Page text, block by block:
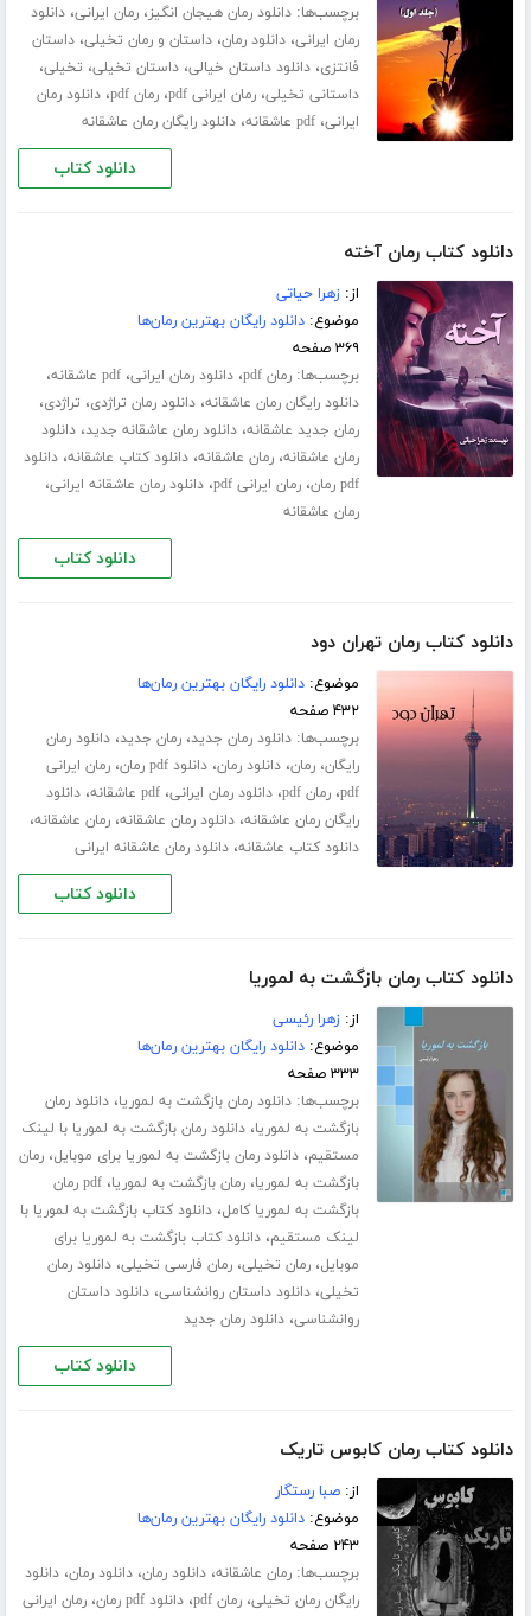
برچسب‌ها:دانلود رمان هیجان انگیز،رمان ایرانی،دانلود
رمان ایرانی،دانلود رمان،داستان و رمان تخیلی،داستان
فانتزی،دانلود داستان خیالی،داستان تخیلی، تخیلی،
داستانی تخیلی،رمان ایرانی pdf ،رمان pdf ،دانلود رمان
ایرانی،pdf عاشقانه ،دانلود رایگان رمان عاشقانه
دانلود کتاب
دانلود کتاب رمان آخته
از:زهرا حیاتی
موضوع:دانلود رایگان بهترین رمان‌ها
۳۶۹ صفحه
برچسب‌ها:رمان pdf ،دانلود رمان ایرانی،pdf عاشقانه ،
دانلود رایگان رمان عاشقانه،دانلود رمان تراژدی، تراژدی،
رمان جدید عاشقانه،دانلود رمان عاشقانه جدید،دانلود
رمان عاشقانه،رمان عاشقانه،دانلود کتاب عاشقانه،دانلود
pdf رمان
،رمان ایرانی pdf ،دانلود رمان عاشقانه ایرانی،
رمان عاشقانه
دانلود کتاب
دانلود کتاب رمان تهران دود
موضوع:دانلود رایگان بهترین رمان‌ها
۴۳۲ صفحه
برچسب‌ها:دانلود رمان جدید،رمان جدید،دانلود رمان
رایگان،رمان،دانلود رمان،دانلود pdf رمان ،رمان ایرانی
pdf،رمان pdf ،دانلود رمان ایرانی،pdf عاشقانه ،دانلود
رایگان رمان عاشقانه،دانلود رمان عاشقانه،رمان عاشقانه،
دانلود کتاب عاشقانه،دانلود رمان عاشقانه ایرانی
دانلود کتاب
دانلود کتاب رمان بازگشت به لموریا
از:زهرا رئیسی
موضوع:دانلود رایگان بهترین رمان‌ها
۳۳۳ صفحه
برچسب‌ها:دانلود رمان بازگشت به لموریا،دانلود رمان
بازگشت به لموریا،دانلود رمان بازگشت به لموریا با لینک
مستقیم،دانلود رمان بازگشت به لموریا برای موبایل،رمان
بازگشت به لموریا،رمان بازگشت به لموریا،
pdf رمان
بازگشت به لموریا کامل،دانلود کتاب بازگشت به لموریا با
لینک مستقیم،دانلود کتاب بازگشت به لموریا برای
موبایل،رمان تخیلی،رمان فارسی تخیلی،دانلود رمان
تخیلی،دانلود داستان روانشناسی،دانلود داستان
روانشناسی،دانلود رمان جدید
دانلود کتاب
دانلود کتاب رمان کابوس تاریک
از:صبا رستگار
موضوع:دانلود رایگان بهترین رمان‌ها
۲۴۳ صفحه
برچسب‌ها:رمان عاشقانه،دانلود رمان،دانلود رمان،دانلود
رایگان رمان تخیلی،رمان pdf ،دانلود pdf رمان ،رمان ایرانی